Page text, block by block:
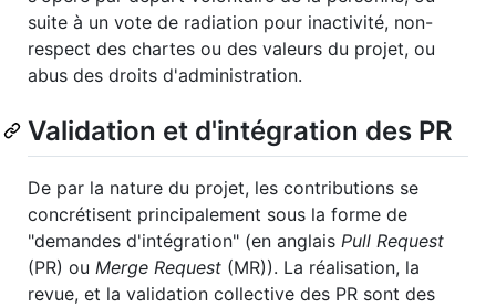
suite à un vote de radiation pour inactivité, non-
respect des chartes ou des valeurs du projet, ou
abus des droits d'administration.
Validation et d'intégration des PR
De par la nature du projet, les contributions se
concrétisent principalement sous la forme de
"demandes d'intégration" (en anglais Pull Request
(PR) ou Merge Request (MR)). La réalisation, la
revue, et la validation collective des PR sont des